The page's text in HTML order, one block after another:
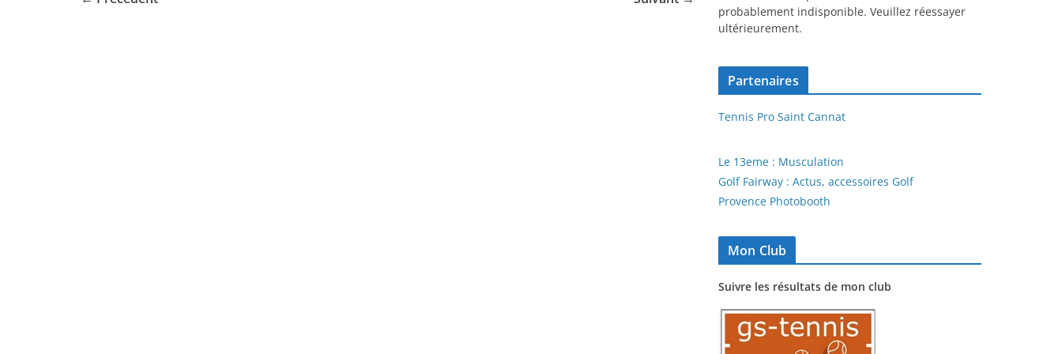
probablement indisponible. Veuillez réessayer
ultérieurement.
Partenaires
Tennis Pro Saint Cannat
Le 13eme : Musculation
Golf Fairway : Actus, accessoires Golf
Provence Photobooth
Mon Club
Suivre les résultats de mon club